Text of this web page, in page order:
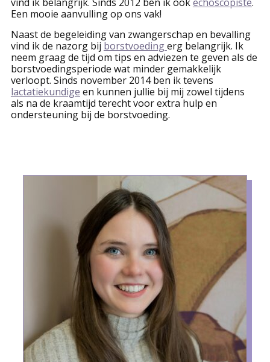
Een mooie aanvulling op ons vak!
Naast de begeleiding van zwangerschap en bevalling
vind ik de nazorg bij borstvoedingerg belangrijk. Ik
neem graag de tijd om tips en adviezen te geven als de
borstvoedingsperiode wat minder gemakkelijk
verloopt. Sinds november 2014 ben ik tevens
lactatiekundige en kunnen jullie bij mij zowel tijdens
als na de kraamtijd terecht voor extra hulp en
ondersteuning bij de borstvoeding.